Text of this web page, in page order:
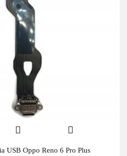
USB Oppo Reno 6 Pro Plus